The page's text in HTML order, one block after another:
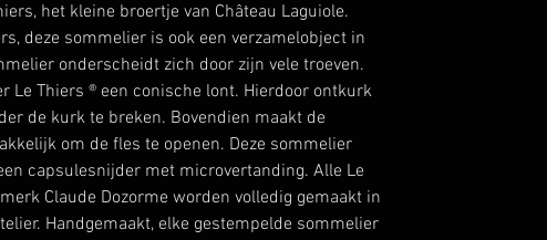
het kleine broertje van Château Laguiole.
deze sommelier is ook een verzamelobject in
onderscheidt zich door zijn vele troeven.
Le Thiers ® een conische lont. Hierdoor ontkurk
de kurk te breken. Bovendien maakt de
om de fles te openen. Deze sommelier
capsulesnijder met microvertanding. Alle Le
Claude Dozorme worden volledig gemaakt in
Handgemaakt, elke gestempelde sommelier